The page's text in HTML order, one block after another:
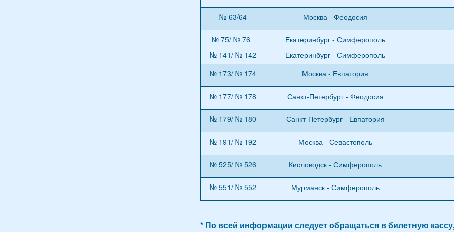
№ 63/64 Москва - Феодосия
№ 75/ № 76
№ 141/ № 142
Екатеринбург - Симферополь
Екатеринбург - Симферополь
№ 173/ № 174
Москва - Евпатория
№ 177/ № 178 Санкт-Петербург - Феодосия
№ 179/ № 180 Санкт-Петербург - Евпатория
№ 191/ № 192 Москва - Севастополь
№ 525/ № 526 Кисловодск - Симферополь
№ 551/ № 552 Мурманск - Симферополь
* По всей информации следует обращаться в билетную